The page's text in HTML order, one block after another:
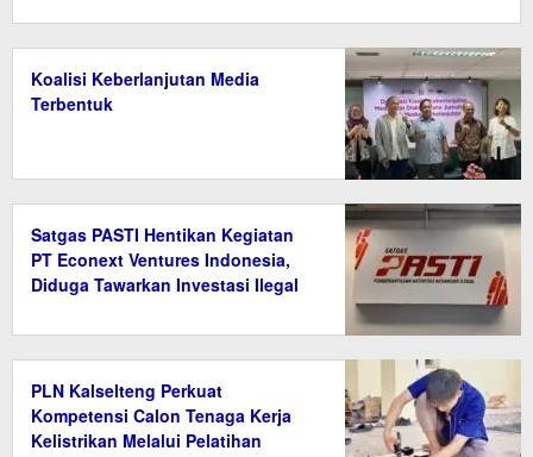
Koalisi Keberlanjutan Media
Terbentuk
Satgas PASTI Hentikan Kegiatan
PT Econext Ventures Indonesia,
Diduga Tawarkan Investasi Ilegal
PLN Kalselteng Perkuat
Kompetensi Calon Tenaga Kerja
Kelistrikan Melalui Pelatihan